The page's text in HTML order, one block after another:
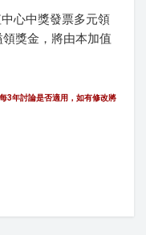
心中獎發票多元領
獎金，將由本加值
3年討論是否適用，如有修改將